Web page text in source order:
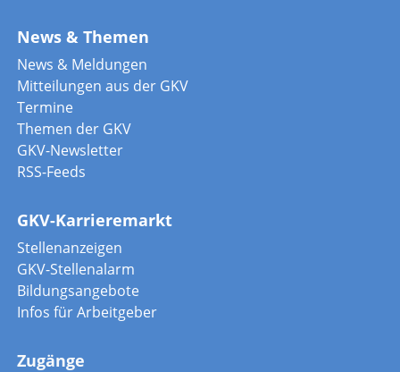
News & Themen
News & Meldungen
Mitteilungen aus der GKV
Termine
Themen der GKV
GKV-Newsletter
RSS-Feeds
GKV-Karrieremarkt
Stellenanzeigen
GKV-Stellenalarm
Bildungsangebote
Infos für Arbeitgeber
Zugänge